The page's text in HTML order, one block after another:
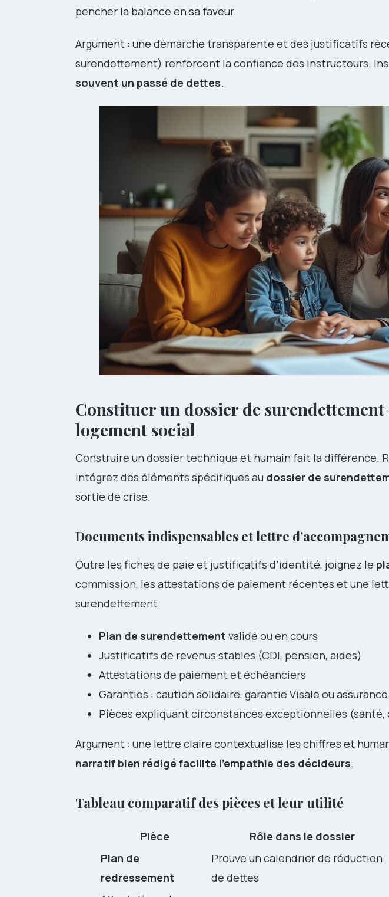
pencher la balance en sa faveur.
Argument : une démarche transparente et des justificatifs
surendettement) renforcent la confiance des instructeurs.
souvent un passé de dettes.
Constituer un dossier de surendettement
logement social
Construire un dossier technique et humain fait la différence.
intégrez des éléments spécifiques au dossier de
sortie de crise.
Documents indispensables et lettre
Outre les fiches de paie et justificatifs d’identité, joignez le
commission, les attestations de paiement récentes et une
surendettement.
Plan de surendettement validé ou en cours
Justificatifs de revenus stables (CDI, pension, aides)
Attestations de paiement et échéanciers
Garanties : caution solidaire, garantie Visale ou
Pièces expliquant circonstances exceptionnelles (santé,
Argument : une lettre claire contextualise les chiffres et
narratif bien rédigé facilite l’empathie des décideurs.
Tableau comparatif des pièces et leur utilité
Pièce Rôle dans le dossier
Plan de
redressement
Prouve un calendrier de réduction
de dettes